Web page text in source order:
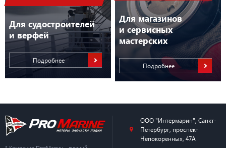
Для судостроителей
и верфей
Подробнее
Для магазинов
и сервисных
мастерских
Подробнее
ООО "Интермарин" Санкт-
Петербург, проспект
Непокоренных, 47А